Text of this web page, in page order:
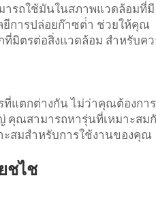
ารถใช้มันในสภาพแวดล้อมที่มี
ยีการปล่อยก๊าซต่ํา ช่วยให้คุณ
ที่มิตรต่อสิ่งแวดล้อม สําหรับค
ที่แตกต่างกัน ไม่ว่าคุณต้องการ
คุณสามารถหารุ่นที่เหมาะสม
สมสําหรับการใช้งานของคุณ
ชไช